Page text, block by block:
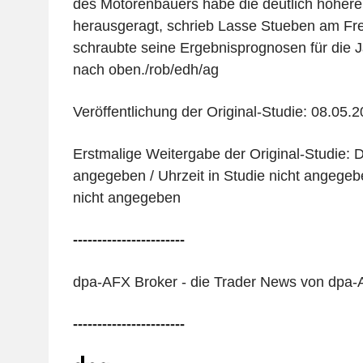
des Motorenbauers habe die deutlich
herausgeragt, schrieb Lasse Stueben am
schraubte seine Ergebnisprognosen für die
nach oben./rob/edh/ag
Veröffentlichung der Original-Studie:
Erstmalige Weitergabe der Original-Studie:
angegeben / Uhrzeit in Studie nicht
nicht angegeben
-----------------------
dpa-AFX Broker - die Trader News von dpa-
-----------------------